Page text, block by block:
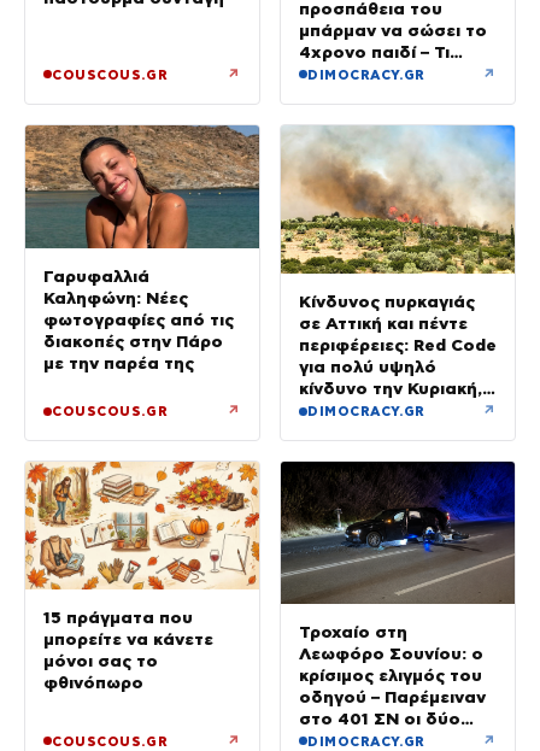
COUSCOUS.GR ↗
προσπάθεια του
μπάρμαν να σώσει το
4χρονο παιδί – Τι
ερευνούν οι αρχές
DIMOCRACY.GR ↗
Γαρυφαλλιά
Καληφώνη: Νέες
φωτογραφίες από τις
διακοπές στην Πάρο
με την παρέα της
COUSCOUS.GR ↗
Κίνδυνος πυρκαγιάς
σε Αττική και πέντε
περιφέρειες: Red Code
για πολύ υψηλό
κίνδυνο την Κυριακή,
με μελτέμια έως 8
DIMOCRACY.GR ↗
15 πράγματα που
μπορείτε να κάνετε
μόνοι σας το
φθινόπωρο
COUSCOUS.GR ↗
Τροχαίο στη
Λεωφόρο Σουνίου: ο
κρίσιμος ελιγμός του
οδηγού – Παρέμειναν
στο 401 ΣΝ οι δύο
αστυνομικοί
DIMOCRACY.GR ↗